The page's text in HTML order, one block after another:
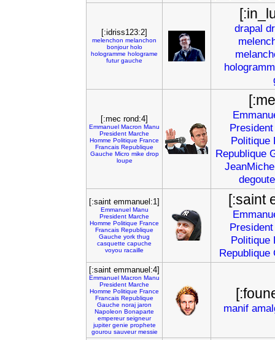
[:idriss123:2]
melenchon melanchon
bonjour holo
hologramme holograme
futur gauche
drapal
[:mec rond:4]
Emmanuel Macron Manu
President Marche
Homme Politique France
Francais Republique
Gauche Micro mike drop
loupe
President
Politique
Republique
degoute
[:saint emmanuel:1]
Emmanuel Manu
President Marche
Homme Politique France
Francais Republique
Gauche york thug
casquette capuche
voyou racaille
[:saint
President
Politique
Republique
[:saint emmanuel:4]
Emmanuel Macron Manu
President Marche
Homme Politique France
Francais Republique
Gauche noraj jaron
Napoleon Bonaparte
empereur seigneur
jupiter genie prophete
gourou sauveur messie
manif